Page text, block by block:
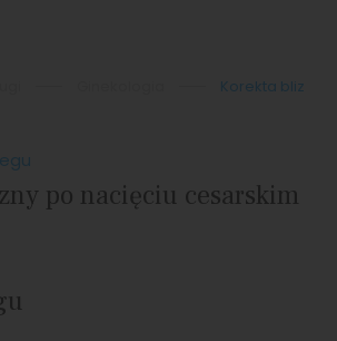
Korekta blizny
po nacięciu cesarskim